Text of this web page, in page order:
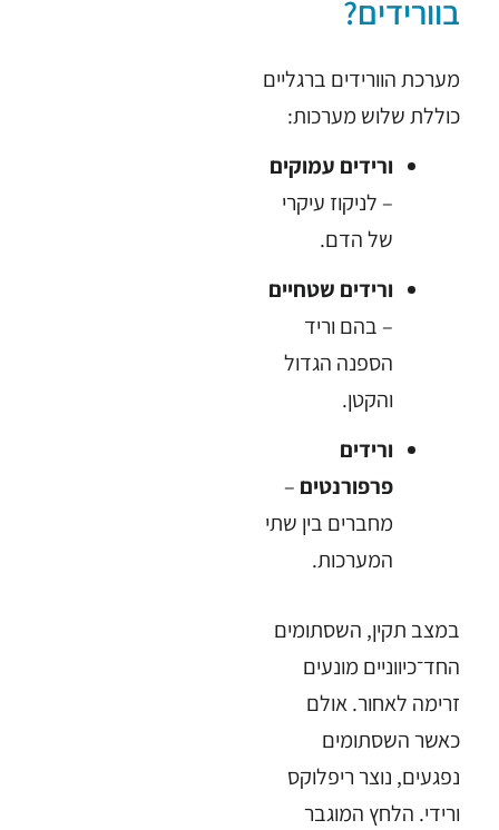
בוורידים?
מערכת הוורידים ברגליים
כוללת שלוש מערכות:
ורידים עמוקים
– לניקוז עיקרי
של הדם.
ורידים שטחיים
– בהם וריד
הספנה הגדול
והקטן.
ורידים
פרפורנטים –
מחברים בין שתי
המערכות.
במצב תקין, השסתומים
החד־כיווניים מונעים
זרימה לאחור. אולם
כאשר השסתומים
נפגעים, נוצר ריפלוקס
ורידי. הלחץ המוגבר